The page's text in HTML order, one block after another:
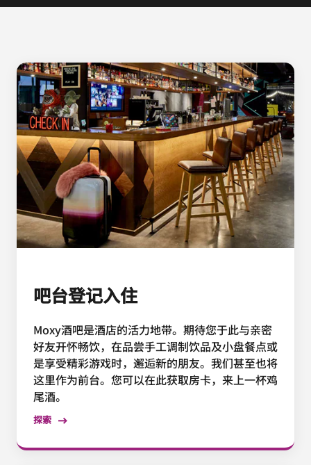
吧台登记入住
Moxy酒吧是酒店的活力地带。期待您于此与亲密
好友开怀畅饮，在品尝手工调制饮品及小盘餐点或
是享受精彩游戏时，邂逅新的朋友。我们甚至也将
这里作为前台。您可以在此获取房卡，来上一杯鸡
尾酒。
探索